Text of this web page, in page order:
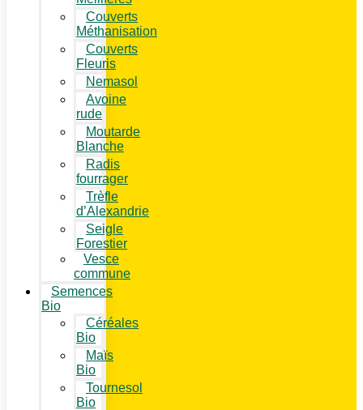
Couverts
Méthanisation
Couverts
Fleuris
Nemasol
Avoine
rude
Moutarde
Blanche
Radis
fourrager
Trèfle
d’Alexandrie
Seigle
Forestier
Vesce
commune
Semences
Bio
Céréales
Bio
Maïs
Bio
Tournesol
Bio